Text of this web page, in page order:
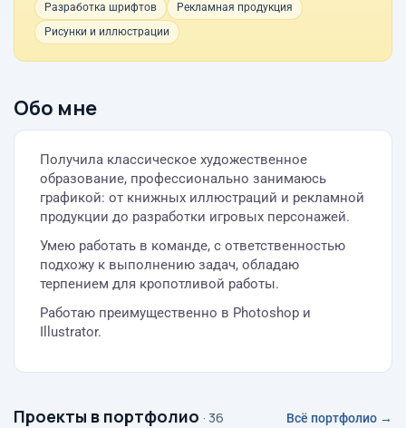
Разработка шрифтов
Рекламная продукция
Рисунки и иллюстрации
Обо мне
Получила классическое художественное
образование, профессионально занимаюсь
графикой: от книжных иллюстраций и рекламной
продукции до разработки игровых персонажей.
Умею работать в команде, с ответственностью
подхожу к выполнению задач, обладаю
терпением для кропотливой работы.
Работаю преимущественно в Photoshop и
Illustrator.
Проекты в портфолио · 36 Всё портфолио →